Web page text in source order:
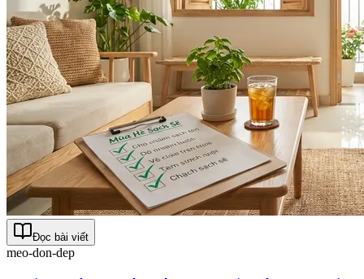
Đọc bài viết
meo-don-dep